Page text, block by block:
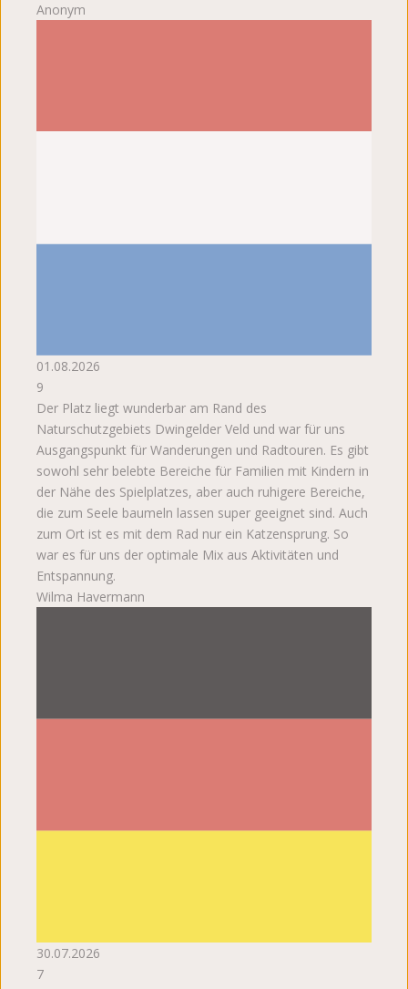
Anonym
01.08.2026
9
Der Platz liegt wunderbar am Rand des
Naturschutzgebiets Dwingelder Veld und war für uns
Ausgangspunkt für Wanderungen und Radtouren. Es gibt
sowohl sehr belebte Bereiche für Familien mit Kindern in
der Nähe des Spielplatzes, aber auch ruhigere Bereiche,
die zum Seele baumeln lassen super geeignet sind. Auch
zum Ort ist es mit dem Rad nur ein Katzensprung. So
war es für uns der optimale Mix aus Aktivitäten und
Entspannung.
Wilma Havermann
30.07.2026
7